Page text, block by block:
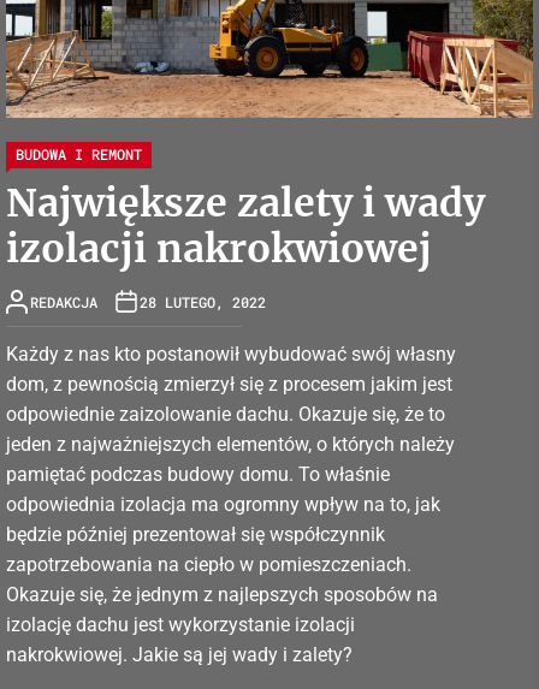
BUDOWA I REMONT
Największe zalety i wady
izolacji nakrokwiowej
REDAKCJA 28 LUTEGO, 2022
Każdy z nas kto postanowił wybudować swój własny
dom, z pewnością zmierzył się z procesem jakim jest
odpowiednie zaizolowanie dachu. Okazuje się, że to
jeden z najważniejszych elementów, o których należy
pamiętać podczas budowy domu. To właśnie
odpowiednia izolacja ma ogromny wpływ na to, jak
będzie później prezentował się współczynnik
zapotrzebowania na ciepło w pomieszczeniach.
Okazuje się, że jednym z najlepszych sposobów na
izolację dachu jest wykorzystanie izolacji
nakrokwiowej. Jakie są jej wady i zalety?